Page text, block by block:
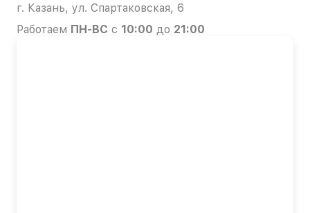
г. Казань, ул. Спартаковская, 6
Работаем ПН-ВС с 10:00 до 21:00